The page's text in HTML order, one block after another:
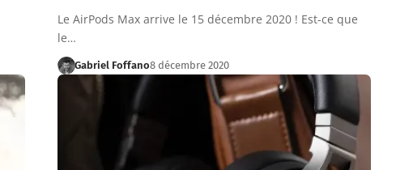
Le AirPods Max arrive le 15 décembre 2020 ! Est-ce que
le…
Gabriel Foffano8 décembre 2020